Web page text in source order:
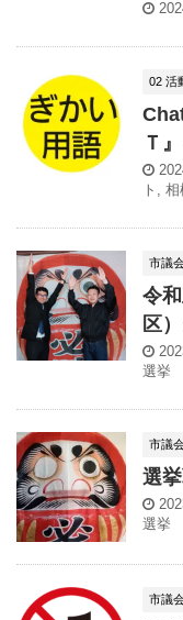
02 活
Ｔ
ト , 相
市議
令
区
選挙
市議
選
選挙
市議